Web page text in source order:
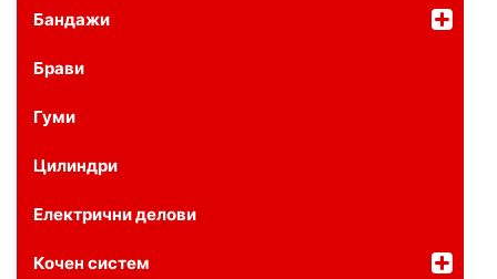
Бандажи
Брави
Гуми
Цилиндри
Електрични делови
Кочен систем